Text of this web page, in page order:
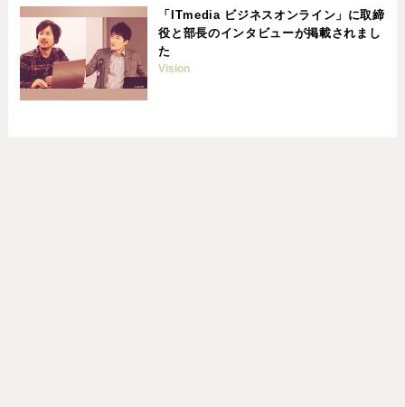
「ITmedia ビジネスオンライン」に取締
役と部長のインタビューが掲載されまし
た
Vision